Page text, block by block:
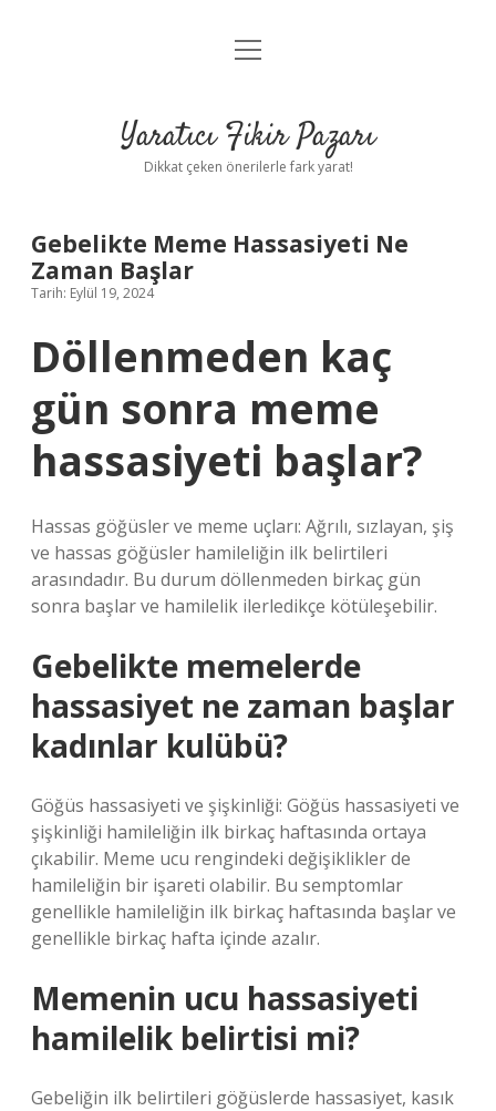
Anasayfa
Yasal Uyarı
menüyü
Yaratıcı Fikir Pazarı
Dikkat çeken önerilerle fark yarat!
Gebelikte Meme Hassasiyeti Ne
Zaman Başlar
Tarih: Eylül 19, 2024
Döllenmeden kaç
gün sonra meme
hassasiyeti başlar?
Hassas göğüsler ve meme uçları: Ağrılı, sızlayan, şiş
ve hassas göğüsler hamileliğin ilk belirtileri
arasındadır. Bu durum döllenmeden birkaç gün
sonra başlar ve hamilelik ilerledikçe kötüleşebilir.
Gebelikte memelerde
hassasiyet ne zaman başlar
kadınlar kulübü?
Göğüs hassasiyeti ve şişkinliği: Göğüs hassasiyeti ve
şişkinliği hamileliğin ilk birkaç haftasında ortaya
çıkabilir. Meme ucu rengindeki değişiklikler de
hamileliğin bir işareti olabilir. Bu semptomlar
genellikle hamileliğin ilk birkaç haftasında başlar ve
genellikle birkaç hafta içinde azalır.
Memenin ucu hassasiyeti
hamilelik belirtisi mi?
Gebeliğin ilk belirtileri göğüslerde hassasiyet, kasık